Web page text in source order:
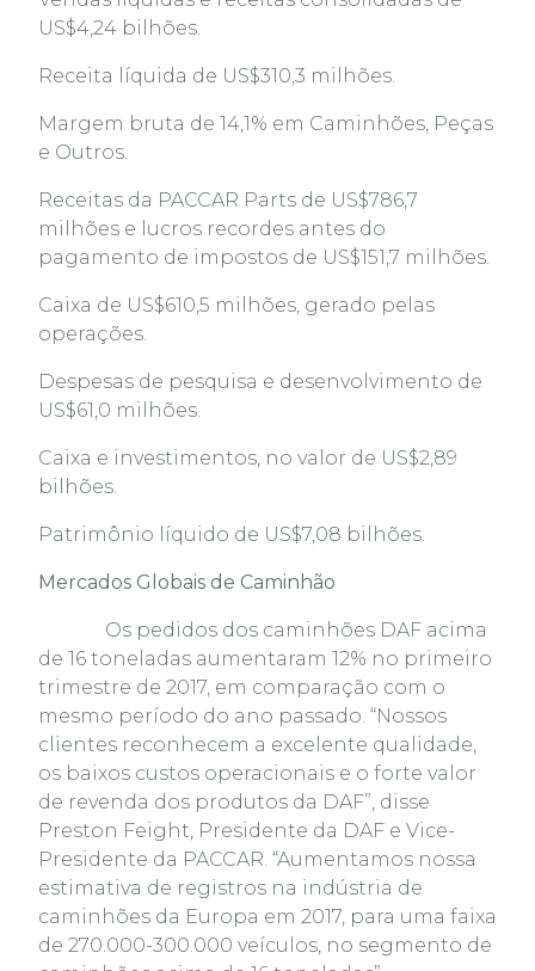
US$4,24 bilhões.
Receita líquida de US$310,3 milhões.
Margem bruta de 14,1% em Caminhões, Peças
e Outros.
Receitas da PACCAR Parts de US$786,7
milhões e lucros recordes antes do
pagamento de impostos de US$151,7 milhões.
Caixa de US$610,5 milhões, gerado pelas
operações.
Despesas de pesquisa e desenvolvimento de
US$61,0 milhões.
Caixa e investimentos, no valor de US$2,89
bilhões.
Patrimônio líquido de US$7,08 bilhões.
Mercados Globais de Caminhão
Os pedidos dos caminhões DAF acima
de 16 toneladas aumentaram 12% no primeiro
trimestre de 2017, em comparação com o
mesmo período do ano passado. “Nossos
clientes reconhecem a excelente qualidade,
os baixos custos operacionais e o forte valor
de revenda dos produtos da DAF”, disse
Preston Feight, Presidente da DAF e Vice-
Presidente da PACCAR. “Aumentamos nossa
estimativa de registros na indústria de
caminhões da Europa em 2017, para uma faixa
de 270.000-300.000 veículos, no segmento de